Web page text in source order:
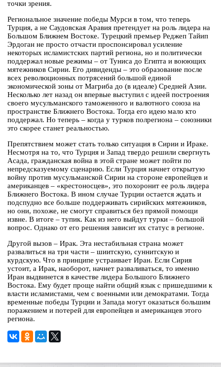
точки зрения.
Региональное значение победы Мурси в том, что теперь
Турция, а не Саудовская Аравия претендует на роль лидера на
Большом Ближнем Востоке. Турецкий премьер Реджеп Тайип
Эрдоган не просто отчасти проспонсировал усиление
некоторых исламистских партий региона, но и политически
поддержал новые режимы – от Туниса до Египта и воюющих
мятежников Сирии. Его дивиденды – это образование после
всех революционных потрясений большой единой
экономической зоны от Магриба до (в идеале) Средней Азии.
Несколько лет назад он впервые выступил с идеей построения
своего мусульманского таможенного и валютного союза на
пространстве Ближнего Востока. Тогда его идею мало кто
поддержал. Но теперь – когда у турков полрегиона – союзники
это скорее станет реальностью.
Препятствием может стать только ситуация в Сирии и Ираке.
Несмотря на то, что Турция и Запад твердо решили свергнуть
Асада, гражданская война в этой стране может пойти по
непредсказуемому сценарию. Если Турция начнет открытую
войну против мусульманской Сирии на стороне европейцев и
американцев – «крестоносцев», это похоронит ее роль лидера
Ближнего Востока. В ином случае Турции остается ждать и
подспудно все больше поддерживать сирийских мятежников,
но они, похоже, не смогут справиться без прямой помощи
извне. В итоге – тупик. Как из него выйдут турки – большой
вопрос. Однако от его решения зависит их статус в регионе.
Другой вызов – Ирак. Эта нестабильная страна может
развалиться на три части – шиитскую, суннитскую и
курдскую. Что в принципе устраивает Иран. Если Сирия
устоит, а Ирак, наоборот, начнет разваливаться, то именно
Иран выдвинется в качестве лидера Большого Ближнего
Востока. Ему будет проще найти общий язык с пришедшими к
власти исламистами, чем с военными или демократами. Тогда
временные победы Турции и Запада могут оказаться большим
поражением и потерей для европейцев и американцев этого
региона.